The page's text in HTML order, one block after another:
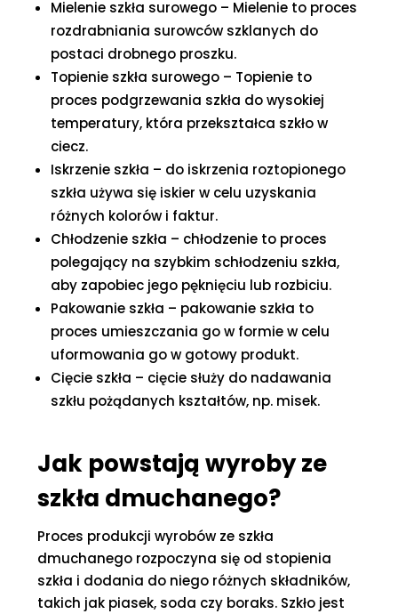
Mielenie szkła surowego – Mielenie to proces
rozdrabniania surowców szklanych do
postaci drobnego proszku.
Topienie szkła surowego – Topienie to
proces podgrzewania szkła do wysokiej
temperatury, która przekształca szkło w
ciecz.
Iskrzenie szkła – do iskrzenia roztopionego
szkła używa się iskier w celu uzyskania
różnych kolorów i faktur.
Chłodzenie szkła – chłodzenie to proces
polegający na szybkim schłodzeniu szkła,
aby zapobiec jego pęknięciu lub rozbiciu.
Pakowanie szkła – pakowanie szkła to
proces umieszczania go w formie w celu
uformowania go w gotowy produkt.
Cięcie szkła – cięcie służy do nadawania
szkłu pożądanych kształtów, np. misek.
Jak powstają wyroby ze
szkła dmuchanego?
Proces produkcji wyrobów ze szkła
dmuchanego rozpoczyna się od stopienia
szkła i dodania do niego różnych składników,
takich jak piasek, soda czy boraks. Szkło jest